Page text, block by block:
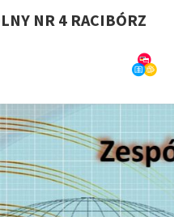
NR 4 RACIBÓRZ